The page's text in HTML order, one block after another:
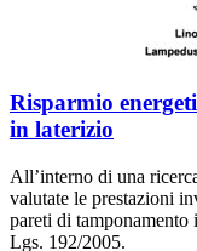
Risparmio
in laterizio
All’interno di una
valutate le prestazioni
pareti di
Lgs. 192/2005.